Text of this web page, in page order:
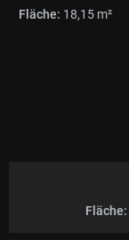
Fläche: 18,15 m²
Fläche: